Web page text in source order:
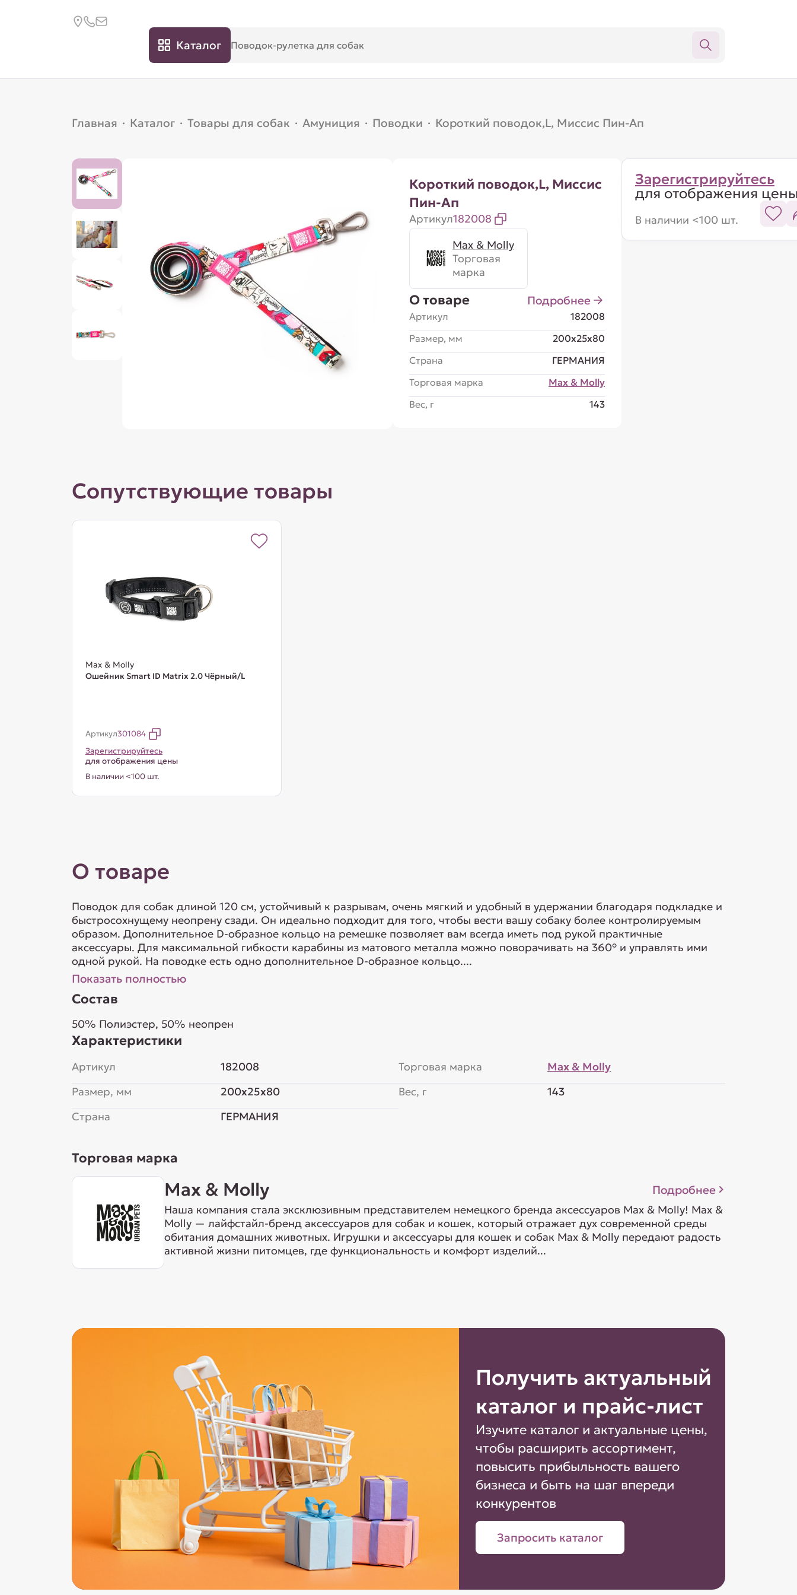
Каталог
Главная · Каталог · Товары для собак · Амуниция · Поводки · Короткий поводок,L, Миссис Пин-Ап
Короткий поводок,L, Миссис
Пин-Ап
Артикул182008
Max & Molly
Торговая
марка
О товаре Подробнее
Артикул
182008
Размер, мм
200x25x80
Страна
ГЕРМАНИЯ
Торговая марка
Max & Molly
Вес, г
143
Зарегистрируйтесь
для отображения
В наличии <100 шт.
Сопутствующие товары
Max & Molly
Ошейник Smart ID Matrix 2.0 Чёрный/L
Артикул301084
Зарегистрируйтесь
для отображения цены
В наличии <100 шт.
О товаре
Поводок для собак длиной 120 см, устойчивый к разрывам, очень мягкий и удобный в удержании благодаря подкладке и
быстросохнущему неопрену сзади. Он идеально подходит для того, чтобы вести вашу собаку более контролируемым
образом. Дополнительное D-образное кольцо на ремешке позволяет вам всегда иметь под рукой практичные
аксессуары. Для максимальной гибкости карабины из матового металла можно поворачивать на 360° и управлять ими
одной рукой. На поводке есть одно дополнительное D-образное кольцо....
Показать полностью
Состав
50% Полиэстер, 50% неопрен
Характеристики
Артикул
182008
Размер, мм
200x25x80
Страна
ГЕРМАНИЯ
Торговая марка
Max & Molly
Вес, г
143
Торговая марка
Max & Molly Подробнее
Наша компания стала эксклюзивным представителем немецкого бренда аксессуаров Max & Molly! Max &
Molly — лайфстайл-бренд аксессуаров для собак и кошек, который отражает дух современной среды
обитания домашних животных. Игрушки и аксессуары для кошек и собак Max & Molly передают радость
активной жизни питомцев, где функциональность и комфорт изделий...
Получить актуальный
каталог и прайс-лист
Изучите каталог и актуальные цены,
чтобы расширить ассортимент,
повысить прибыльность вашего
бизнеса и быть на шаг впереди
конкурентов
Запросить каталог